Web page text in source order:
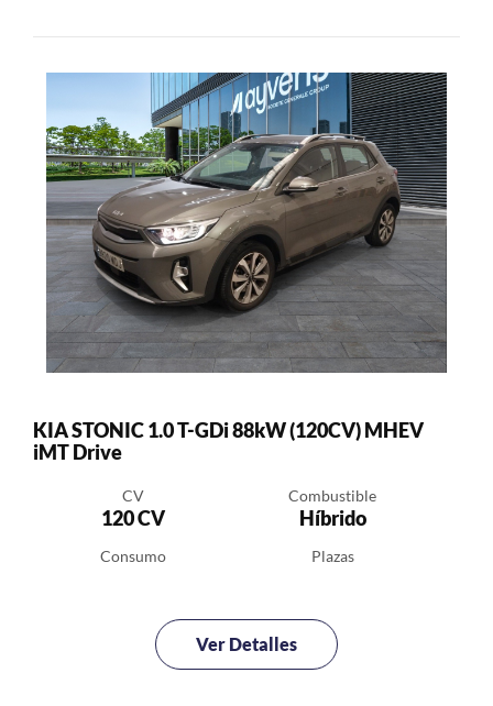
KIA STONIC 1.0 T-GDi 88kW (120CV) MHEV
iMT Drive
CV
120 CV
Combustible
Híbrido
Consumo Plazas
Ver Detalles